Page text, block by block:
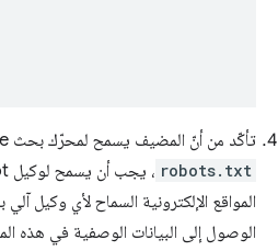
تأكّد من أنّ المضيف يسمح لمحرّك بحث Google باسترداد ملف روابط التنقل إلى مواد العرض الرقمية. إذا كان لديك ملف
robots.txt ، يجب أن يسمح لوكيل Googlebot باسترداد
المواقع الإلكترونية السماح لأي وكيل
الوصول إلى البيانات الوصفية في هذه